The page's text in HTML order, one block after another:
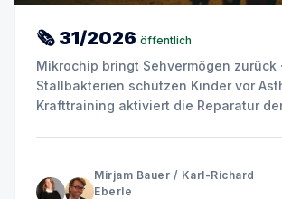
🗞 31/2026 öffentlich
Mikrochip bringt Sehvermögen zurück
Stallbakterien schützen Kinder vor
Krafttraining aktiviert die Reparatur
Anfang September
Mirjam Bauer / Karl-Richard
Eberle